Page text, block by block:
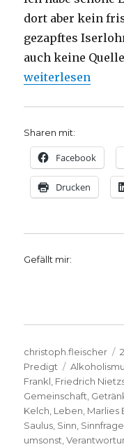
dort aber kein
gezapftes
auch keine
„Predigtentwurf
weiterlesen
Sharen mit:
Facebook
Drucken
Gefällt mir:
Autor
christoph.fleischer
Predigt
Frankl, Friedrich
Gemeinschaft,
Kelch, Leben, Marlies
Saulus, Sinn, Sinnfrage
umsonst,